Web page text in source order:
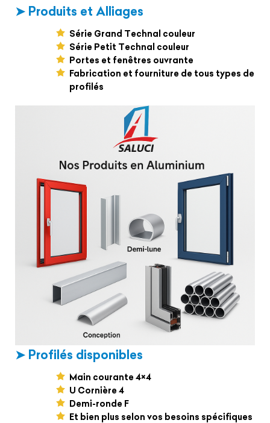
➤ Produits et Alliages
Série Grand Technal couleur
Série Petit Technal couleur
Portes et fenêtres ouvrante
Fabrication et fourniture de tous types de
profilés
➤ Profilés disponibles
Main courante 4×4
U Cornière 4
Demi-ronde F
Et bien plus selon vos besoins spécifiques